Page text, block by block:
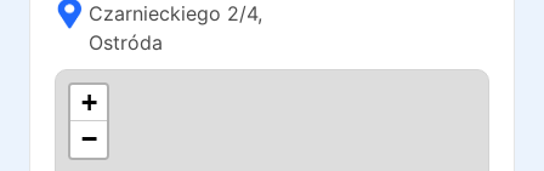
Czarnieckiego 2/4,
Ostróda
+
−